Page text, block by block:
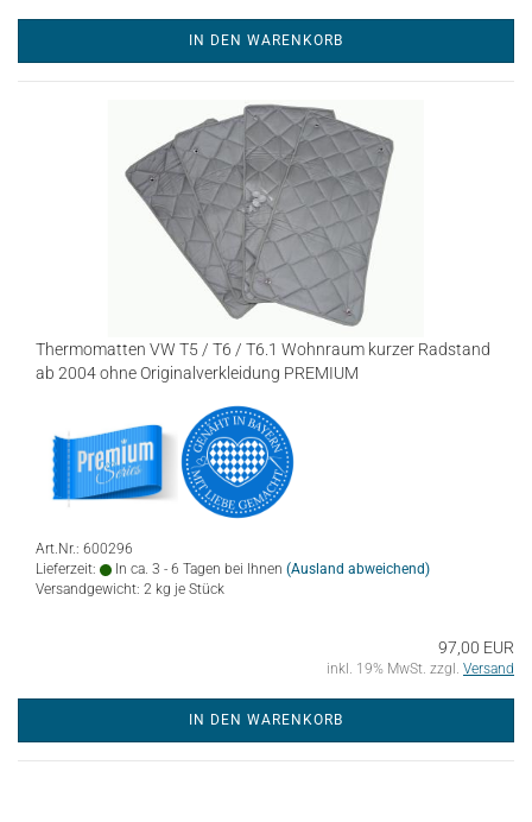
IN DEN WARENKORB
Thermomatten VW T5 / T6 / T6.1 Wohnraum kurzer Radstand
ab 2004 ohne Originalverkleidung PREMIUM
Art.Nr.: 600296
Lieferzeit:
In ca. 3 - 6 Tagen bei Ihnen (Ausland abweichend)
Versandgewicht: 2 kg je Stück
97,00 EUR
inkl. 19% MwSt. zzgl. Versand
IN DEN WARENKORB